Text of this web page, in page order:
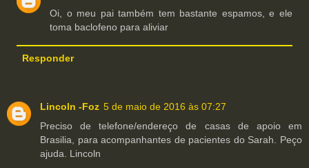
Oi, o meu pai também tem bastante espamos, e ele
toma baclofeno para aliviar
Responder
Lincoln -Foz 5 de maio de 2016 às 07:27
Preciso de telefone/endereço de casas de apoio em
Brasilia, para acompanhantes de pacientes do Sarah. Peço
ajuda. Lincoln